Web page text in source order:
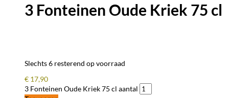
3 Fonteinen Oude Kriek 75 cl
Slechts 6 resterend op voorraad
€ 17,90
3 Fonteinen Oude Kriek 75 cl aantal